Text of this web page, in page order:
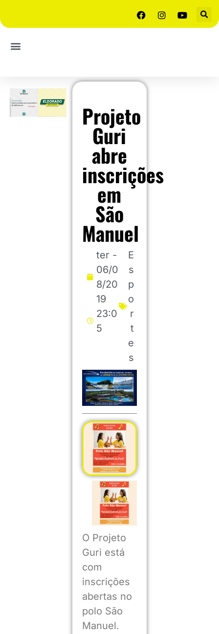
Projeto
Guri
abre
inscrições
em
São
Manuel
ter -
06/0
8/20
19
23:0
5
E
s
p
o
r
t
e
s
O Projeto
Guri está
com
inscrições
abertas no
polo São
Manuel.